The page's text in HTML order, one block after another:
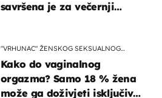
savršena je za večernji
"VRHUNAC" ŽENSKOG SEKSUALNOG
Kako do vaginalnog
orgazma? Samo 18 % žena
može ga doživjeti isključivo